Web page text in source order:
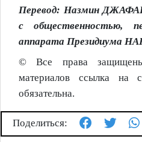
Перевод: Назмин
с общественностью,
аппарата Президиума
© Все права
материалов ссылка на
обязательна.
Поделиться: